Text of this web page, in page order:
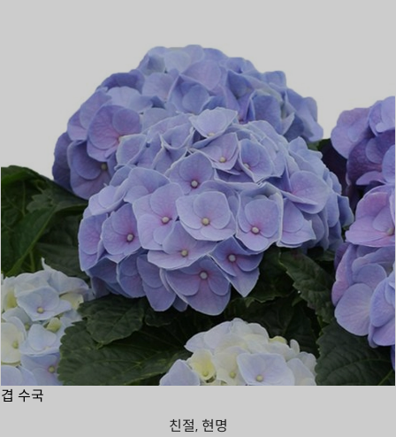
겹 수국
친절, 현명